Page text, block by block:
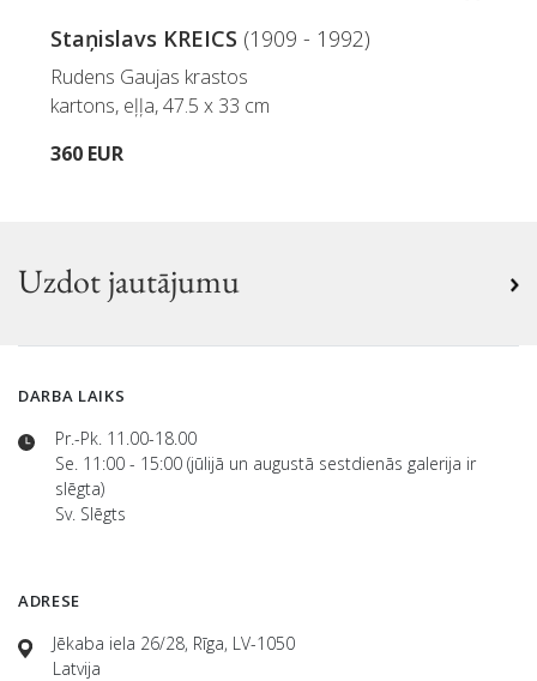
Staņislavs KREICS (1909 - 1992)
Rudens Gaujas krastos
kartons, eļļa, 47.5 x 33 cm
360 EUR
Uzdot jautājumu
DARBA LAIKS
Pr.-Pk. 11.00-18.00
Se. 11:00 - 15:00 (jūlijā un augustā sestdienās galerija ir
slēgta)
Sv. Slēgts
ADRESE
Jēkaba iela 26/28, Rīga, LV-1050
Latvija